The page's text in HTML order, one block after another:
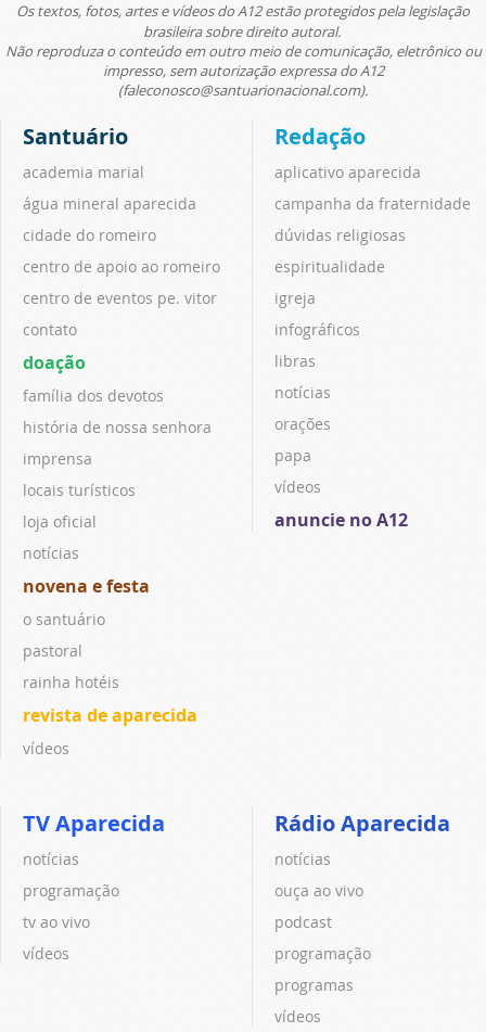
Os textos, fotos, artes e vídeos do A12 estão protegidos pela legislação
brasileira sobre direito autoral.
Não reproduza o conteúdo em outro meio de comunicação, eletrônico ou
impresso, sem autorização expressa do A12
(faleconosco@santuarionacional.com).
Santuário
academia marial
água mineral aparecida
cidade do romeiro
centro de apoio ao romeiro
centro de eventos pe. vitor
contato
doação
família dos devotos
história de nossa senhora
imprensa
locais turísticos
loja oficial
notícias
novena e festa
o santuário
pastoral
rainha hotéis
revista de aparecida
vídeos
Redação
aplicativo aparecida
campanha da fraternidade
dúvidas religiosas
espiritualidade
igreja
infográficos
libras
notícias
orações
papa
vídeos
anuncie no A12
TV Aparecida
notícias
programação
tv ao vivo
vídeos
Rádio Aparecida
notícias
ouça ao vivo
podcast
programação
programas
vídeos